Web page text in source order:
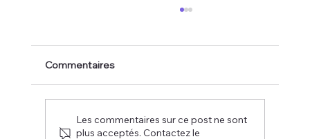
Commentaires
Les commentaires sur ce post ne sont
plus acceptés. Contactez le